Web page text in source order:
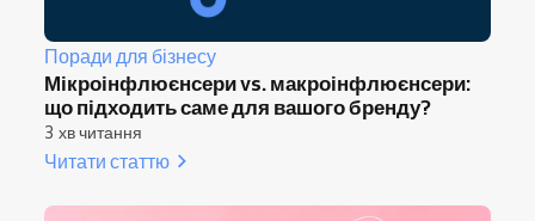
Поради для бізнесу
Мікроінфлюєнсери vs. макроінфлюєнсери:
що підходить саме для вашого бренду?
3 хв читання
Читати статтю